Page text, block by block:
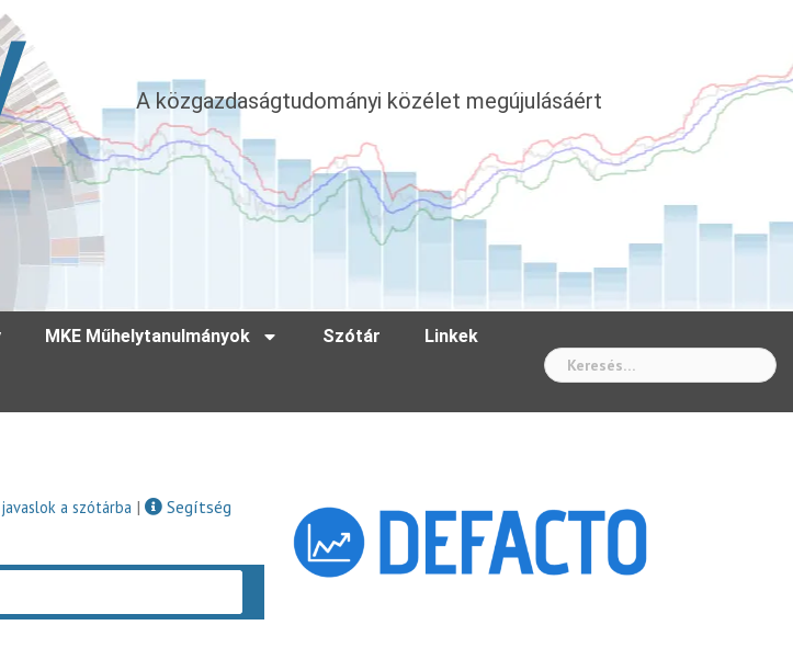
A közgazdaságtudományi közélet megújulásáért
MKE Műhelytanulmányok Szótár Linkek
a szótárba |
Segítség